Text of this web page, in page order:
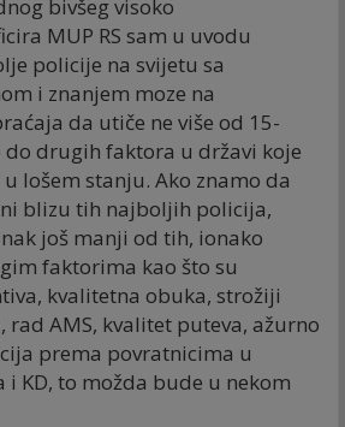
bivšeg visoko
MUP RS sam u uvodu
policije na svijetu sa
i znanjem moze na
da utiče ne više od 15-
do drugih faktora u državi koje
lošem stanju. Ako znamo da
blizu tih najboljih policija,
još manji od tih, ionako
faktorima kao što su
kvalitetna obuka, strožiji
AMS, kvalitet puteva, ažurno
prema povratnicima u
KD, to možda bude u nekom